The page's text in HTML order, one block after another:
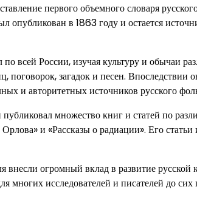
первого объемного словаря
опубликован в 1863 году и остается
по всей России, изучая культуру и обычаи
загадок и песен. Впоследствии
и авторитетных источников русского
множество книг и статей по
и «Рассказы о радиации». Его
огромный вклад в развитие русской
исследователей и писателей до сих